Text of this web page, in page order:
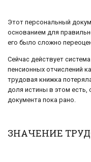
Этот персональный
основанием для
его было сложно
Сейчас действует
пенсионных отчислений
трудовая книжка
доля истины в этом есть,
документа пока рано.
ЗНАЧЕНИЕ